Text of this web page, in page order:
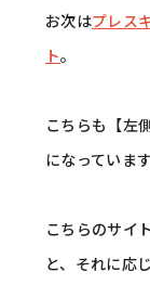
お次はプレス
ト。
こちらも【左
になっています
こちらのサイ
と、それに応